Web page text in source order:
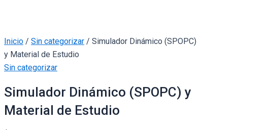
Inicio / Sin categorizar / Simulador Dinámico (SPOPC)
y Material de Estudio
Sin categorizar
Simulador Dinámico (SPOPC) y
Material de Estudio